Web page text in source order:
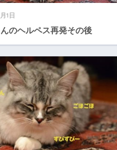
1日
のヘルペス再発その後